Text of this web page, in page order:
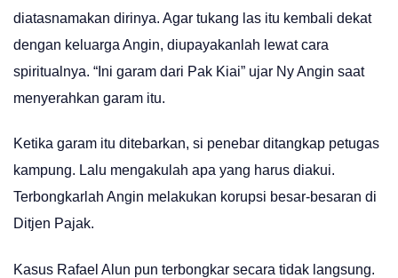
diatasnamakan dirinya. Agar tukang las itu kembali dekat
dengan keluarga Angin, diupayakanlah lewat cara
spiritualnya. “Ini garam dari Pak Kiai” ujar Ny Angin saat
menyerahkan garam itu.
Ketika garam itu ditebarkan, si penebar ditangkap petugas
kampung. Lalu mengakulah apa yang harus diakui.
Terbongkarlah Angin melakukan korupsi besar-besaran di
Ditjen Pajak.
Kasus Rafael Alun pun terbongkar secara tidak langsung.